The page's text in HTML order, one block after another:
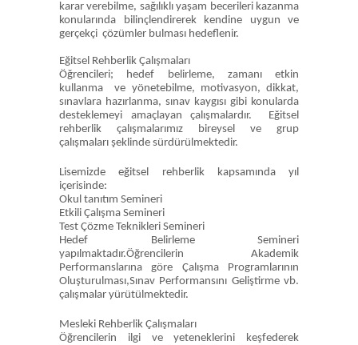
karar verebilme, sağılıklı yaşam becerileri kazanma
konularında bilinçlendirerek kendine uygun ve
gerçekçi çözümler bulması hedeflenir.
Eğitsel Rehberlik Çalışmaları
Öğrencileri; hedef belirleme, zamanı etkin
kullanma ve yönetebilme, motivasyon, dikkat,
sınavlara hazırlanma, sınav kaygısı gibi konularda
desteklemeyi amaçlayan çalışmalardır. Eğitsel
rehberlik çalışmalarımız bireysel ve grup
çalışmaları şeklinde sürdürülmektedir.
Lisemizde eğitsel rehberlik kapsamında yıl
içerisinde:
Okul tanıtım Semineri
Etkili Çalışma Semineri
Test Çözme Teknikleri Semineri
Hedef Belirleme Semineri
yapılmaktadır.Öğrencilerin Akademik
Performanslarına göre Çalışma Programlarının
Oluşturulması,Sınav Performansını Geliştirme vb.
çalışmalar yürütülmektedir.
Mesleki Rehberlik Çalışmaları
Öğrencilerin ilgi ve yeteneklerini keşfederek